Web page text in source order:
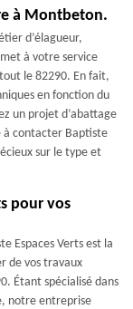
à Montbeton.
d’élagueur,
à votre service
le 82290. En fait,
en fonction du
un projet d’abattage
à contacter Baptiste
sur le type et
pour vos
Espaces Verts est la
de vos travaux
Étant spécialisé dans
notre entreprise